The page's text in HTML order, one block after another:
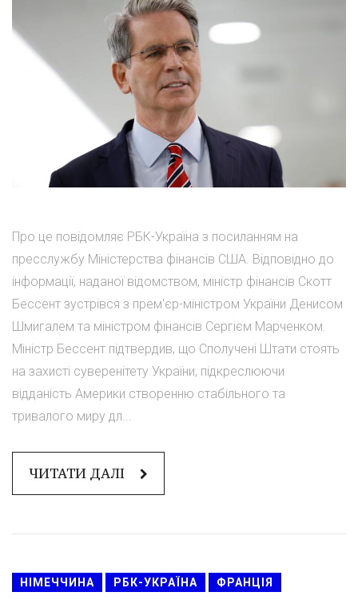
Про це повідомляє РБК-Україна з посиланням на
пресслужбу Міністерства фінансів США. Відповідно до
інформації, наданої відомством, міністр фінансів Скотт
Бессент зустрівся з прем'єр-міністром України Денисом
Шмигалем та міністром фінансів Сергієм Марченком.
Міністр Бессент підтвердив, що Сполучені Штати стоять
на захисті суверенітету України, підкреслюючи
відданість Америки створенню стабільного та
тривалого миру дл...
ЧИТАТИ ДАЛІ
НІМЕЧЧИНА РБК-УКРАЇНА ФРАНЦІЯ